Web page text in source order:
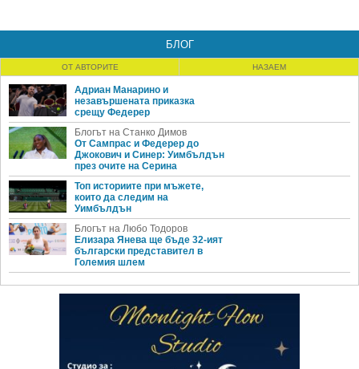
БЛОГ
ОТ АВТОРИТЕ НАЗАЕМ
Адриан Манарино и
незавършената приказка
срещу Федерер
Блогът на Станко Димов
От Сампрас и Федерер до
Джокович и Синер: Уимбълдън
през очите на Серина
Топ историите при мъжете,
които да следим на
Уимбълдън
Блогът на Любо Тодоров
Елизара Янева ще бъде 32-ият
български представител в
Големия шлем